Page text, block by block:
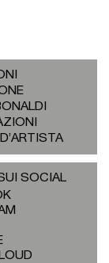
SOCIAL